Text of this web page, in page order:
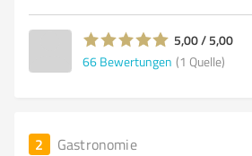
5,00 / 5,00
66 Bewertungen (1 Quelle)
2 Gastronomie